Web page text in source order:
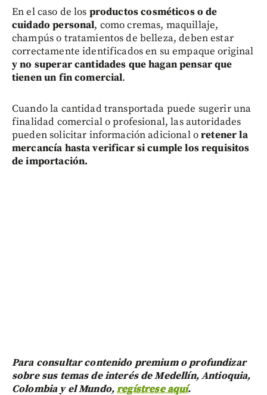
En el caso de los productos cosméticos o de
cuidado personal, como cremas, maquillaje,
champús o tratamientos de belleza, deben estar
correctamente identificados en su empaque original
y no superar cantidades que hagan pensar que
tienen un fin comercial.
Cuando la cantidad transportada puede sugerir una
finalidad comercial o profesional, las autoridades
pueden solicitar información adicional oretener la
mercancía hasta verificar si cumple los requisitos
de importación.
Para consultar contenido premium o profundizar
sobre sus temas de interés de Medellín, Antioquia,
Colombia y el Mundo,regístrese aquí.